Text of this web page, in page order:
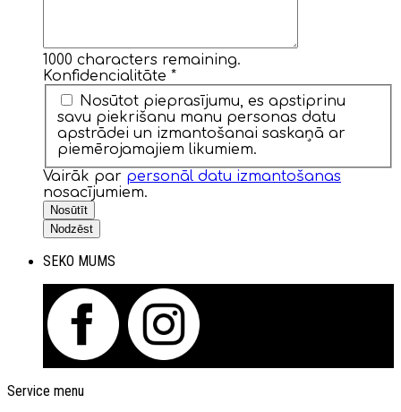
1000 characters remaining.
Konfidencialitāte *
Nosūtot pieprasījumu, es apstiprinu
savu piekrišanu manu personas datu
apstrādei un izmantošanai saskaņā ar
piemērojamajiem likumiem.
Vairāk par personāl datu izmantošanas
nosacījumiem.
Nosūtīt
Nodzēst
SEKO MUMS
Service menu